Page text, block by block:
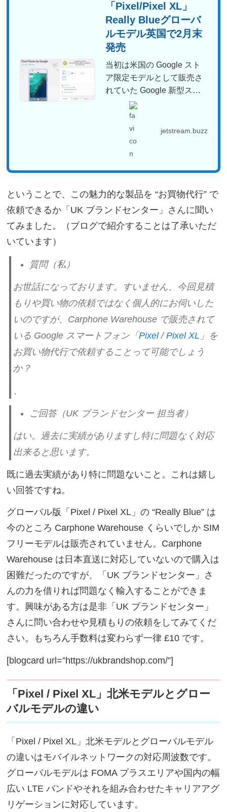
「Pixel/Pixel XL」
Really Blueグローバ
ルモデル英国で2月末
発売
当初は米国の Google スト
ア限定モデルとして販売さ
れていた Google 新型スマ
ートフォン「...
jetstream.buzz
ということで、この魅力的な製品を “お買物代行” で
依頼できるか「UK ブランドセンター」さんに聞い
てみました。（ブログで紹介することは了承いただ
いています）
質問（私）
お世話になっております。すいません、
今回見積
もりや買い物の依頼ではなく個人的にお伺いした
いのですが、Carphone Warehouse で販売されて
いる Google スマートフォン「Pixel/Pixel XL 」を
お買い物代行で依頼することって可能でしょう
か？
、
ご回答（UK ブランドセンター 担当者）
はい。過去に実績がありますし特に問題なく対応
出来ると思います。
既に過去実績があり特に問題ないこと。これは嬉し
い回答ですね。
グローバル版「Pixel / Pixel XL」の “Really Blue” は
今のところ Carphone Warehouse くらいでしか SIM
フリーモデルは販売されていません。Carphone
Warehouse は日本直送に対応していないので購入は
困難だったのですが、「UK ブランドセンター」さ
んの力を借りれば問題なく輸入することができま
す。興味がある方は是非「UK ブランドセンター」
さんに問い合わせや見積もりの依頼をしてみてくだ
さい。もちろん手数料は変わらず一律 £10 です。
[blogcard url=”https://ukbrandshop.com/”]
「Pixel / Pixel XL」北米モデルとグロー
バルモデルの違い
「Pixel / Pixel XL」北米モデルとグローバルモデル
の違いはモバイルネットワークの対応周波数です。
グローバルモデルは FOMA プラスエリアや国内の幅
広い LTE バンドやそれを組み合わせたキャリアアグ
リゲーションに対応しています。